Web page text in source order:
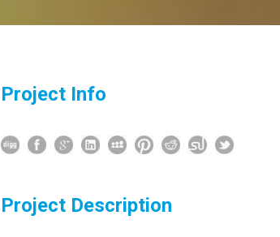
Project Info
Project Description